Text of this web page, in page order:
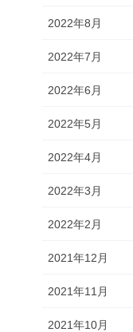
2022年8月
2022年7月
2022年6月
2022年5月
2022年4月
2022年3月
2022年2月
2021年12月
2021年11月
2021年10月